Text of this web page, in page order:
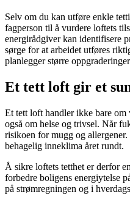
Selv om du kan utføre enkle
fagperson til å vurdere loftets
energirådgiver kan identifisere
sørge for at arbeidet utføres
planlegger større
Et tett loft gir et
Et tett loft handler ikke bare
også om helse og trivsel. Når
risikoen for mugg og
behagelig inneklima året rundt.
Å sikre loftets tetthet er derfor
forbedre boligens energiytelse
på strømregningen og i